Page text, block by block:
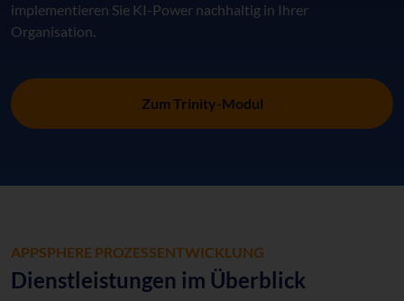
implementieren Sie KI-Power nachhaltig in Ihrer
Organisation.
Zum Trinity-Modul
APPSPHERE PROZESSENTWICKLUNG
Dienstleistungen im Überblick